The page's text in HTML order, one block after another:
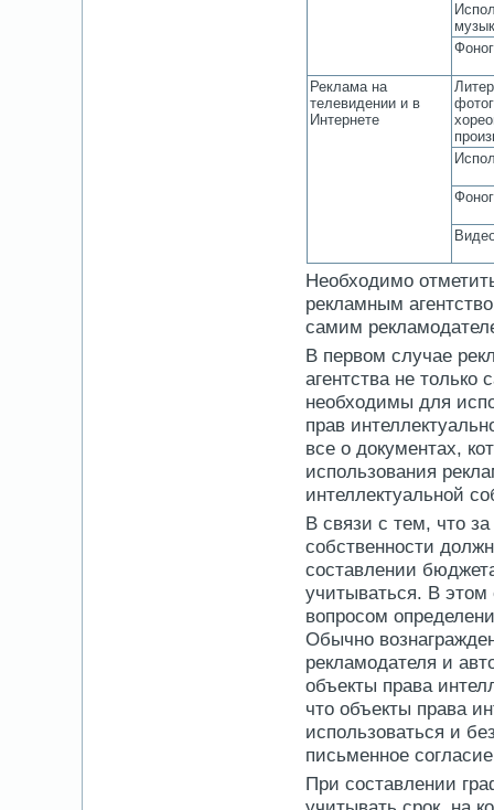
Реклама на
телевидении и в
Интернете
Необходимо
рекламным
самим
В первом случае
агентства не
необходимы для
прав
все о документах,
использования
интеллектуальной
В связи с тем, что
собственности
составлении
учитываться. В этом
вопросом
Обычно
рекламодателя и
объекты права
что объекты права
использоваться и
письменное
При составлении